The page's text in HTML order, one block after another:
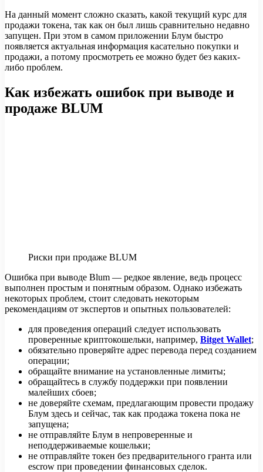
На данный момент сложно сказать, какой текущий курс для
продажи токена, так как он был лишь сравнительно недавно
запущен. При этом в самом приложении Блум быстро
появляется актуальная информация касательно покупки и
продажи, а потому просмотреть ее можно будет без каких-
либо проблем.
Как избежать ошибок при выводе и
продаже BLUM
Риски при продаже BLUM
Ошибка при выводе Blum — редкое явление, ведь процесс
выполнен простым и понятным образом. Однако избежать
некоторых проблем, стоит следовать некоторым
рекомендациям от экспертов и опытных пользователей:
для проведения операций следует использовать
проверенные криптокошельки, например, Bitget Wallet;
обязательно проверяйте адрес перевода перед созданием
операции;
обращайте внимание на установленные лимиты;
обращайтесь в службу поддержки при появлении
малейших сбоев;
не доверяйте схемам, предлагающим провести продажу
Блум здесь и сейчас, так как продажа токена пока не
запущена;
не отправляйте Блум в непроверенные и
неподдерживаемые кошельки;
не отправляйте токен без предварительного гранта или
escrow при проведении финансовых сделок.